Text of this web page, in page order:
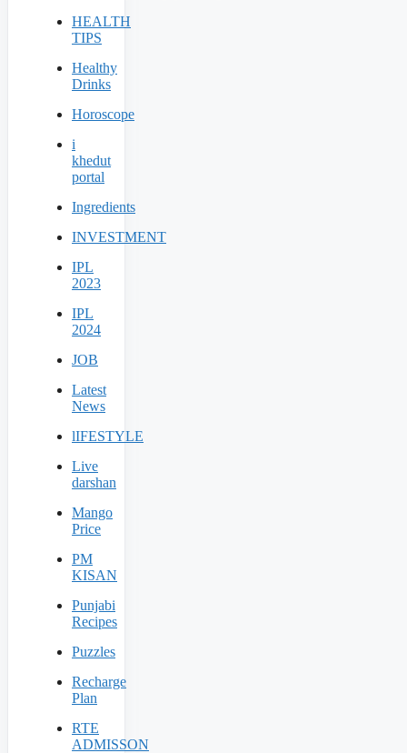
HEALTH
TIPS
Healthy
Drinks
Horoscope
i
khedut
portal
Ingredients
INVESTMENT
IPL
2023
IPL
2024
JOB
Latest
News
lIFESTYLE
Live
darshan
Mango
Price
PM
KISAN
Punjabi
Recipes
Puzzles
Recharge
Plan
RTE
ADMISSON